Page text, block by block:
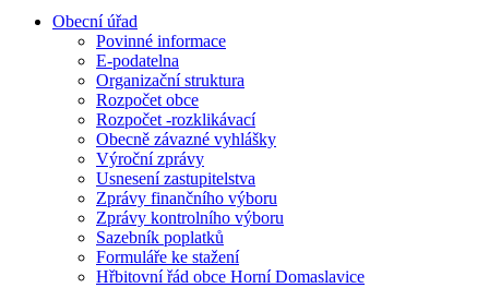
Obecní úřad
Povinné informace
E-podatelna
Organizační struktura
Rozpočet obce
Rozpočet -rozklikávací
Obecně závazné vyhlášky
Výroční zprávy
Usnesení zastupitelstva
Zprávy finančního výboru
Zprávy kontrolního výboru
Sazebník poplatků
Formuláře ke stažení
Hřbitovní řád obce Horní Domaslavice